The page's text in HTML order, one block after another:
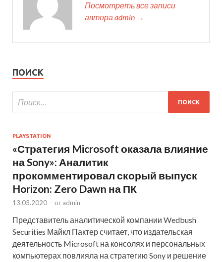
Посмотреть все записи
автора admin →
ПОИСК
PLAYSTATION
«Стратегия Microsoft оказала влияние
на Sony»: Аналитик
прокомментировал скорый выпуск
Horizon: Zero Dawn на ПК
13.03.2020 - от admin
Представитель аналитической компании Wedbush
Securities Майкл Пактер считает, что издательская
деятельность Microsoft на консолях и персональных
компьютерах повлияла на стратегию Sony и решение